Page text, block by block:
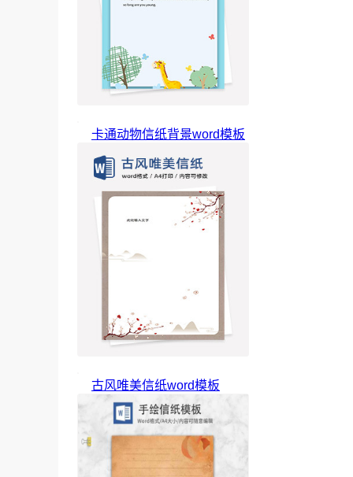
卡通动物信纸背景word模板
古风唯美信纸word模板